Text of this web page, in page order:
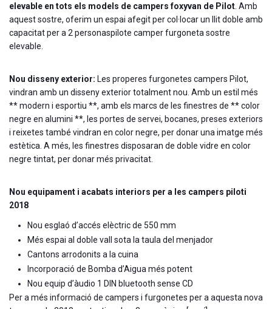
elevable en tots els models de campers foxyvan de Pilot . Amb
aquest sostre, oferim un espai afegit per col·locar un llit doble amb
capacitat per a 2 personaspilote camper furgoneta sostre
elevable.
Nou disseny exterior: Les properes furgonetes campers Pilot,
vindran amb un disseny exterior totalment nou. Amb un estil més
** modern i esportiu **, amb els marcs de les finestres de ** color
negre en alumini **, les portes de servei, bocanes, preses exteriors
i reixetes també vindran en color negre, per donar una imatge més
estètica. A més, les finestres disposaran de doble vidre en color
negre tintat, per donar més privacitat.
Nou equipament i acabats interiors per a les campers piloti
2018
Nou esglaó d’accés elèctric de 550 mm
Més espai al doble vall sota la taula del menjador
Cantons arrodonits a la cuina
Incorporació de Bomba d’Aigua més potent
Nou equip d’àudio 1 DIN bluetooth sense CD
Per a més informació de campers i furgonetes per a aquesta nova